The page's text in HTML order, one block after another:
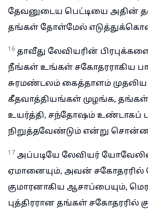
தேவனுடைய பெட்டியை அதின்
தங்கள் தோள்மேல்
16 தாவீது லேவியரின்
நீங்கள் உங்கள் சகோதரராகிய
சுரமண்டலம் கைத்தாளம் முதலிய
கீதவாத்தியங்கள் முழங்க,
உயர்த்தி, சந்தோஷம் உண்டாகப்
நிறுத்தவேண்டும் என்று
17 அப்படியே லேவியர்
ஏமானையும், அவன் சகோதரரில்
குமாரனாகிய ஆசாப்பையும்,
புத்திரரான தங்கள் சகோதரரில்